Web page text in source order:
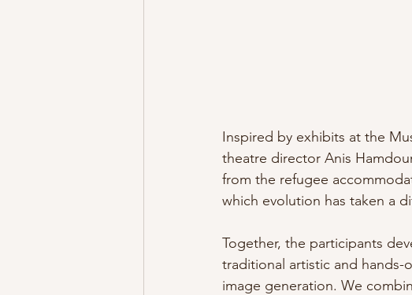
Inspired by exhibits at the
theatre director Anis
from the refugee
which evolution has taken a
Together, the participants
traditional artistic and hands-
image generation. We